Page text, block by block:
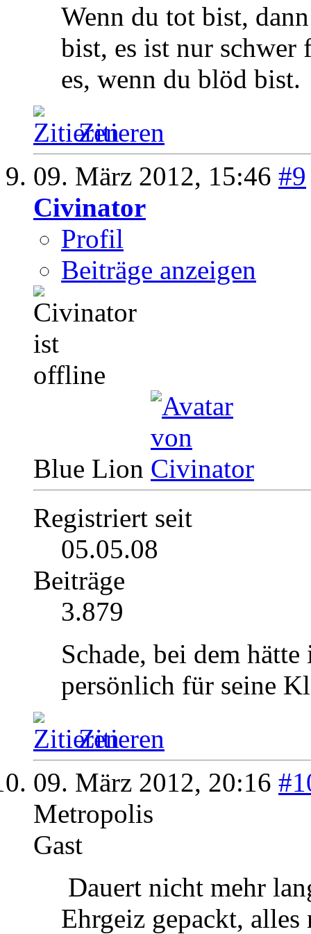
Wenn du tot bist,
bist, es ist nur schwer
es, wenn du blöd bist.
Zitieren
09. März 2012, 15:46 #9
Civinator
Profil
Beiträge anzeigen
Blue Lion
Registriert seit
05.05.08
Beiträge
3.879
Schade, bei dem
persönlich für seine
Zitieren
09. März 2012, 20:16
Metropolis
Gast
Dauert nicht mehr
Ehrgeiz gepackt,